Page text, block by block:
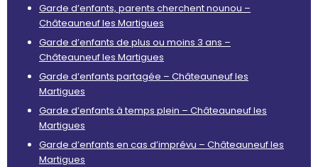
Garde d’enfants, parents cherchent nounou –
Châteauneuf les Martigues
Garde d’enfants de plus ou moins 3 ans –
Châteauneuf les Martigues
Garde d’enfants partagée – Châteauneuf les
Martigues
Garde d’enfants à temps plein – Châteauneuf les
Martigues
Garde d’enfants en cas d’imprévu – Châteauneuf les
Martigues